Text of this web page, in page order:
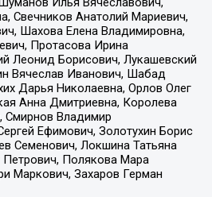
Свечников Анатолий Мариевич,
Шахова Елена Владимировна,
Протасова Ирина
Леонид Борисович, Лукашевский
Вячеслав Иванович, Шабад
Дарья Николаевна, Орлов Олег
Анна Дмитриевна, Королева
Смирнов Владимир
Ефимович, Золотухин Борис
Семенович, Локшина Татьяна
Полякова Мара
Маркович, Захаров Герман